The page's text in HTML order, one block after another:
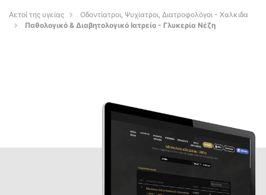
Αετοί της υγείας
Οδοντίατροι, Ψυχίατροι, Διατροφολόγοι - Χαλκιδα
Παθολογικό & Διαβητολογικό Ιατρείο - Γλυκερία Νέζη